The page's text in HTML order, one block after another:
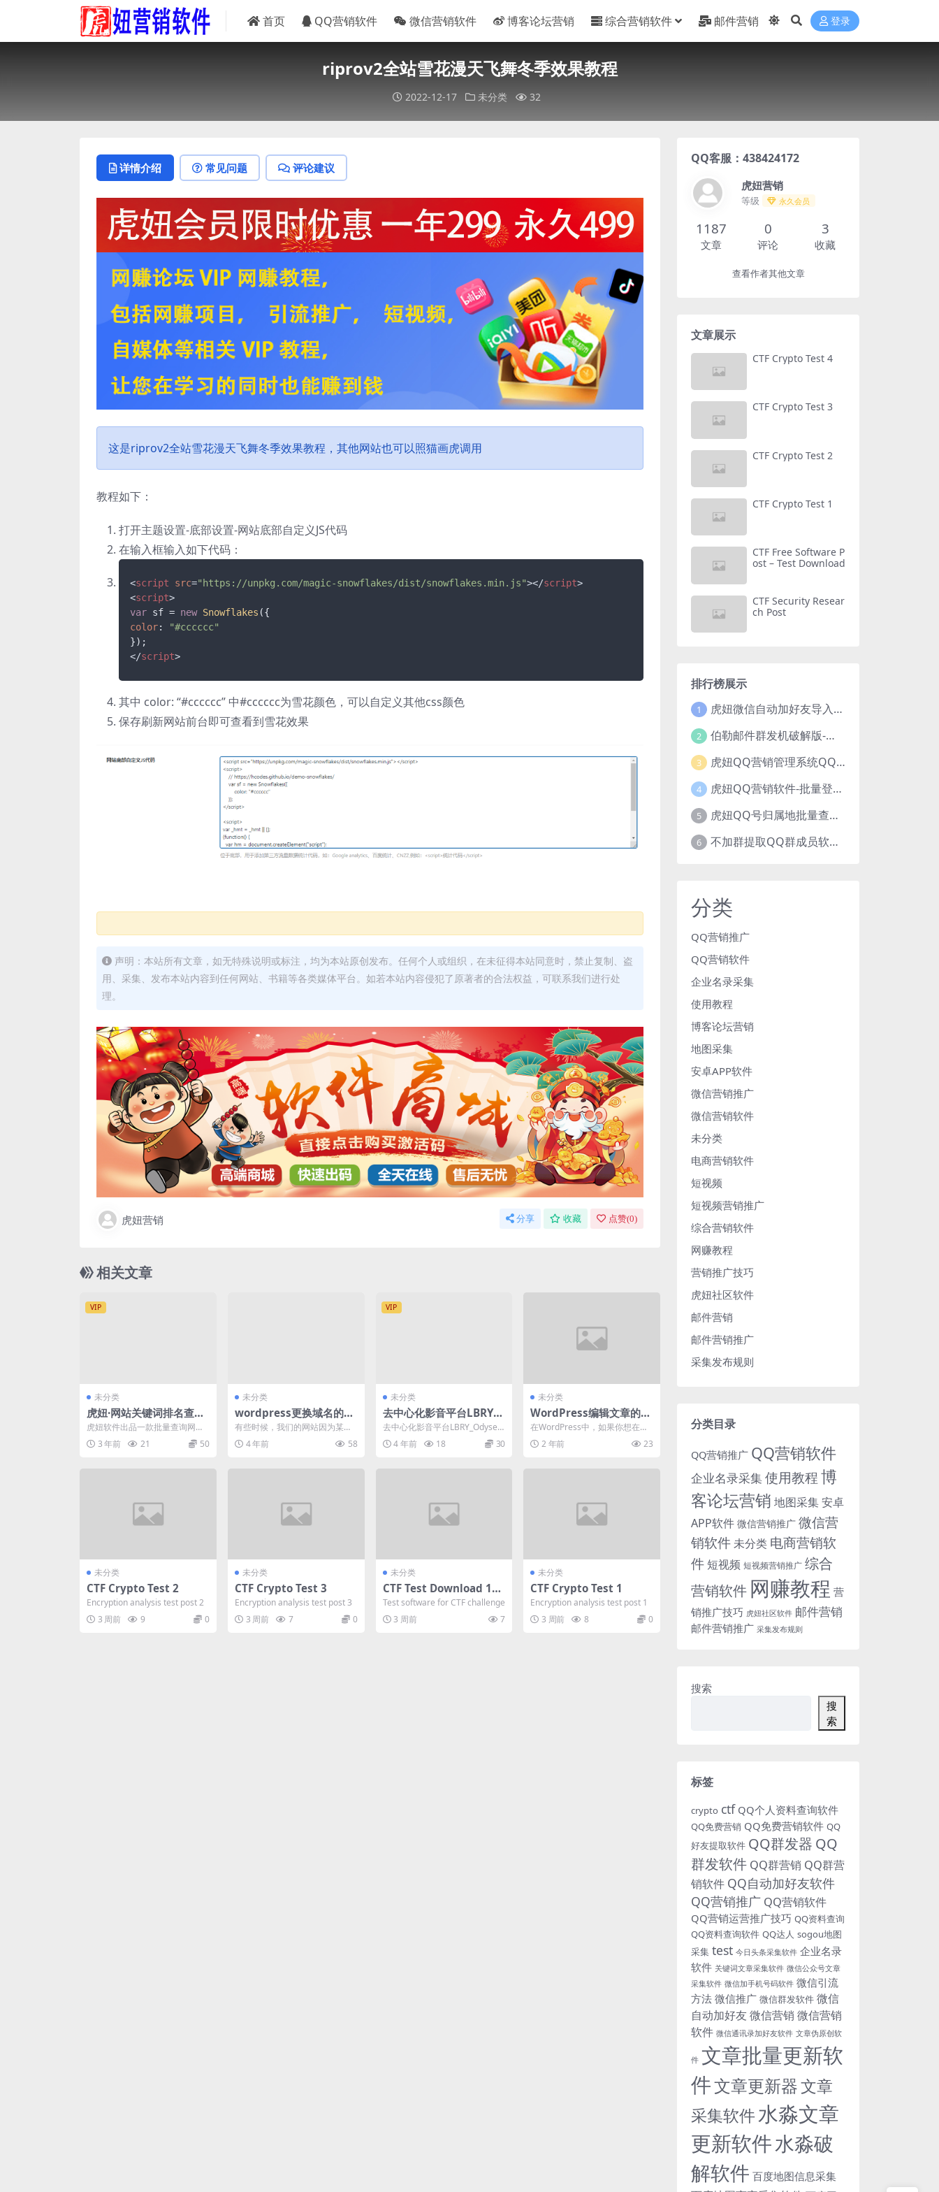
首页 QQ营销软件 微信营销软件 博客论坛营销 综合营销软件 邮件营销 登录
riprov2全站雪花漫天飞舞冬季效果教程
2022-12-17 未分类 32
详情介绍 常见问题 评论建议
这是riprov2全站雪花漫天飞舞冬季效果教程，其他网站也可以照猫画虎调用
教程如下：
打开主题设置-底部设置-网站底部自定义JS代码
在输入框输入如下代码：
<script src="https://unpkg.com/magic-snowflakes/dist/snowflakes.min.js"></script>
<script>
var sf = new Snowflakes
color:
"#cccccc"
</script>
其中 color: “#cccccc” 中#cccccc为雪花颜色，可以自定义其他css颜色
保存刷新网站前台即可查看到雪花效果
声明：本站所有文章，如无特殊说明或标注，均为本站原创发布。任何个人或组织，在未征得本站同意时，禁止复制、盗
用、采集、发布本站内容到任何网站、书籍等各类媒体平台。如若本站内容侵犯了原著者的合法权益，可联系我们进行处
理。
虎妞营销 分享 收藏 点赞(0)
相关文章
VIP
未分类
虎妞·网站关键词排名查询
器 v2.11.0.0 – 批量查询
网址是否收录、关键词排
名（支持多关键词）
虎妞软件出品一款批量查询网址
的百度收录和关键词排名的工具
查询收录：批量查询多个...
3 年前 21 50
未分类
wordpress更换域名的几
种方法，推荐数据库替换
有些时候，我们的网站因为某些
原因，不得不进行域名的更换。
但是，域名替换如果操作不...
4 年前 58
VIP
未分类
去中心化影音平台LBRY_
Odysee的赚钱方法–上传
视频，看视频赚钱的平台
去中心化影音平台LBRY_Odysee
的赚钱方法–上传视频，看视频赚
钱的平台 去...
4 年前 18 30
未分类
WordPress编辑文章的时
候自动修改为当前时间
在WordPress中，如果你想在编
辑文章的时候自动将某个字段
（比如日期）修改为...
2 年前 23
未分类
CTF Crypto Test 2
Encryption analysis test post 2
3 周前
9 0
未分类
CTF Crypto Test 3
Encryption analysis test post 3
3 周前
7 0
未分类
CTF Test Download 170
505
Test software for CTF challenge
3 周前
7
未分类
CTF Crypto Test 1
Encryption analysis test post 1
3 周前
8 0
QQ客服：438424172
虎妞营销
等级 永久会员
1187
文章
0
评论
3
收藏
查看作者其他文章
文章展示
CTF Crypto Test 4
CTF Crypto Test 3
CTF Crypto Test 2
CTF Crypto Test 1
CTF Free Software P
ost – Test Download
CTF Security Resear
ch Post
排行榜展示
1 虎妞微信自动加好友导入手机号码批量精准添加客户售营销软件微商工具
2 伯勒邮件群发机破解版-邮件群发，QQ邮件群发，邮件群发软件，伯乐邮件群发工具，邮件群发器
3 虎妞QQ营销管理系统QQ好友群发营销软件
4 虎妞QQ营销软件-批量登录QQ挂机-添加好友-自动加群-群发消息-临时会话
5 虎妞QQ号归属地批量查询指定QQ绑定的手机号软件
6 不加群提取QQ群成员软件QQ群成员提取qq号邮箱软件
分类
QQ营销推广
QQ营销软件
企业名录采集
使用教程
博客论坛营销
地图采集
安卓APP软件
微信营销推广
微信营销软件
未分类
电商营销软件
短视频
短视频营销推广
综合营销软件
网赚教程
营销推广技巧
虎妞社区软件
邮件营销
邮件营销推广
采集发布规则
分类目录
QQ营销推广 QQ营销软件
企业名录采集使用教程博
客论坛营销 地图采集安卓
APP软件 微信营销推广 微信营
销软件未分类 电商营销软
件短视频 短视频营销推广 综合
营销软件 网赚教程 营
销推广技巧 虎妞社区软件 邮件营销
邮件营销推广 采集发布规则
搜索
搜
索
标签
crypto ctf QQ个人资料查询软件
QQ免费营销 QQ免费营销软件 QQ
好友提取软件 QQ群发器 QQ
群发软件 QQ群营销 QQ群营
销软件 QQ自动加好友软件
QQ营销推广 QQ营销软件
QQ营销运营推广技巧 QQ资料查询
QQ资料查询软件 QQ达人 sogou地图
采集 test 今日头条采集软件 企业名录
软件 关键词文章采集软件 微信公众号文章
采集软件 微信加手机号码软件 微信引流
方法 微信推广 微信群发软件 微信
自动加好友 微信营销 微信营销
软件 微信通讯录加好友软件 文章伪原创软
件 文章批量更新软
件文章更新器文章
采集软件水淼文章
更新软件水淼破
解软件 百度地图信息采集